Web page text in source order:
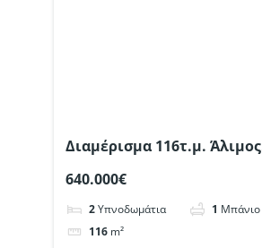
Διαμέρισμα 116τ.μ. Άλιμος
640.000€
2Υπνοδωμάτια 1 Μπάνιο
116 m²